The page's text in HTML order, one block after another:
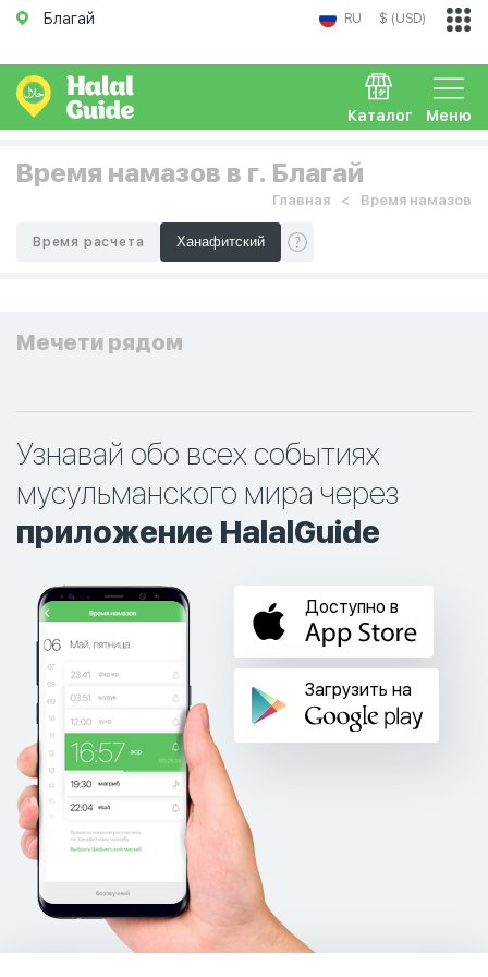
Благай RU $ (USD)
Меню
Каталог
Время намазов в г. Благай
Главная Время намазов
Время расчета
Мечети рядом
Узнавай обо всех событиях
мусульманского мира через
приложение HalalGuide
Доступно в
Загрузить на